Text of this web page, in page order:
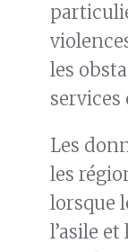
les
services
Les
les
lorsque
l’asile